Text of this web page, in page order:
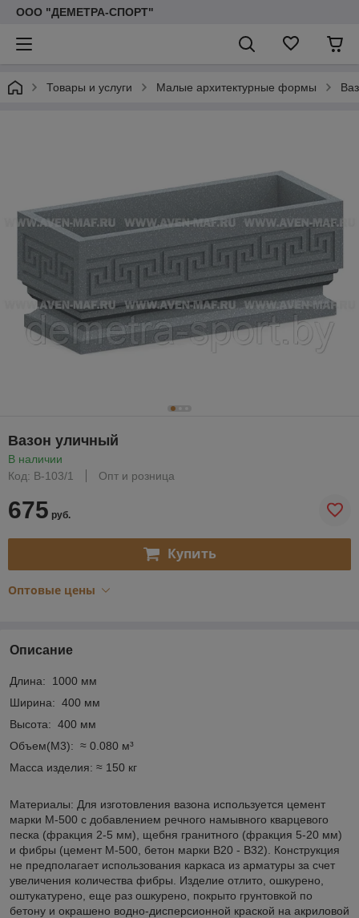
ООО "ДЕМЕТРА-СПОРТ"
Товары и услуги Малые архитектурные формы
Вазон уличный
В наличии
Код: В-103/1
Опт и розница
675 руб.
Купить
Оптовые цены
Описание
Длина: 1000 мм
Ширина: 400 мм
Высота: 400 мм
Объем(М3): ≈ 0.080 м³
Масса изделия: ≈ 150 кг
Материалы: Для изготовления вазона используется цемент
марки М-500 с добавлением речного намывного кварцевого
песка (фракция 2-5 мм), щебня гранитного (фракция 5-20 мм)
и фибры (цемент М-500, бетон марки В20 - В32). Конструкция
не предполагает использования каркаса из арматуры за счет
увеличения количества фибры. Изделие отлито, ошкурено,
оштукатурено, еще раз ошкурено, покрыто грунтовкой по
бетону и окрашено водно-дисперсионной краской на акриловой